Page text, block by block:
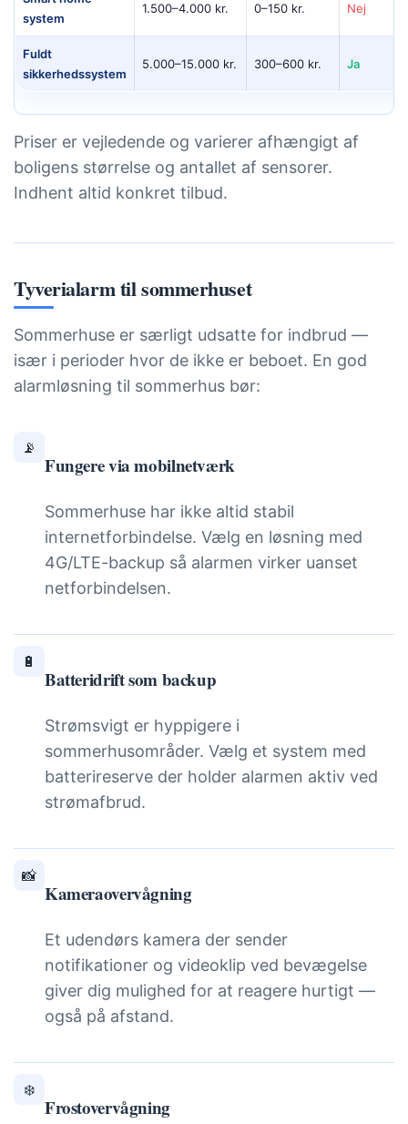
system
1.500–4.000 kr. 0–150 kr. Nej
Fuldt
sikkerhedssystem
5.000–15.000 kr. 300–600 kr. Ja
Priser er vejledende og varierer afhængigt af
boligens størrelse og antallet af sensorer.
Indhent altid konkret tilbud.
Tyverialarm til sommerhuset
Sommerhuse er særligt udsatte for indbrud —
især i perioder hvor de ikke er beboet. En god
alarmløsning til sommerhus bør:
📡
Fungere via mobilnetværk
Sommerhuse har ikke altid stabil
internetforbindelse. Vælg en løsning med
4G/LTE-backup så alarmen virker uanset
netforbindelsen.
🔋
Batteridrift som backup
Strømsvigt er hyppigere i
sommerhusområder. Vælg et system med
batterireserve der holder alarmen aktiv ved
strømafbrud.
📸
Kameraovervågning
Et udendørs kamera der sender
notifikationer og videoklip ved bevægelse
giver dig mulighed for at reagere hurtigt —
også på afstand.
❄️
Frostovervågning